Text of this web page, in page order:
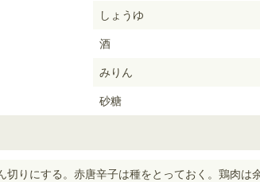
しょうゆ
酒
みりん
砂糖
切りにする。赤唐辛子は種をとっておく。鶏肉は